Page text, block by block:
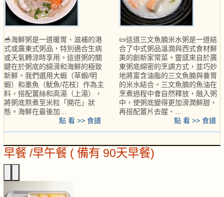
🥣海鮮粥是一道暖胃、滋補的港
式或廣東式粥品，特別適合生病
或天氣轉涼時享用。這道粥的關
鍵在於粥底的綿滑和海鮮的極致
新鮮。我們選用大蝦（草蝦/明
蝦）和墨魚（魷魚/花枝）作為主
料，搭配薑絲和高湯（上湯），
將粥底熬煮至米粒「開花」狀
態。海鮮在最後加…
點 看 >> 食譜
📜這道三文魚腩米水粥是一道結
合了中式粥品溫潤與西式食材鮮
美的創新家常菜。靈感來自於廣
東粥底綿密的烹調方式，並巧妙
地將富含油脂的三文魚腩與養胃
的米水結合。三文魚腩的魚油在
烹煮過程中會自然釋放，融入粥
中，使粥底變得更加滑潤鮮甜，
再搭配薑片去腥、…
點 看 >> 食譜
早餐 /早午餐 ( 備有 90天早餐)